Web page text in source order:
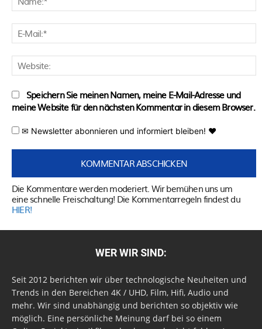
Speichern Sie meinen Namen, meine E-Mail-Adresse und
meine Website für den nächsten Kommentar in diesem Browser.
✉ Newsletter abonnieren und informiert bleiben! ♥
Die Kommentare werden moderiert. Wir bemühen uns um
eine schnelle Freischaltung! Die Kommentarregeln findest du
HIER!
WER WIR SIND:
Seit 2012 berichten wir über technologische Neuheiten und
Trends in den Bereichen 4K / UHD, Film, Hifi, Audio und
mehr. Wir sind unabhängig und berichten so objektiv wie
möglich. Eine persönliche Meinung darf bei so einem